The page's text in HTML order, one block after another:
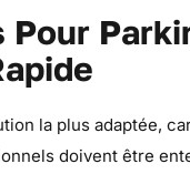
la plus adaptée,
doivent être